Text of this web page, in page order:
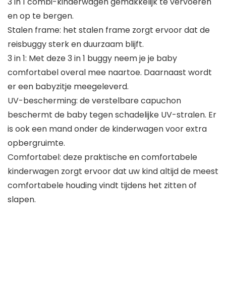
en op te bergen.
Stalen frame: het stalen frame zorgt ervoor dat de
reisbuggy sterk en duurzaam blijft.
3 in 1: Met deze 3 in 1 buggy neem je je baby
comfortabel overal mee naartoe. Daarnaast wordt
er een babyzitje meegeleverd.
UV-bescherming: de verstelbare capuchon
beschermt de baby tegen schadelijke UV-stralen. Er
is ook een mand onder de kinderwagen voor extra
opbergruimte.
Comfortabel: deze praktische en comfortabele
kinderwagen zorgt ervoor dat uw kind altijd de meest
comfortabele houding vindt tijdens het zitten of
slapen.